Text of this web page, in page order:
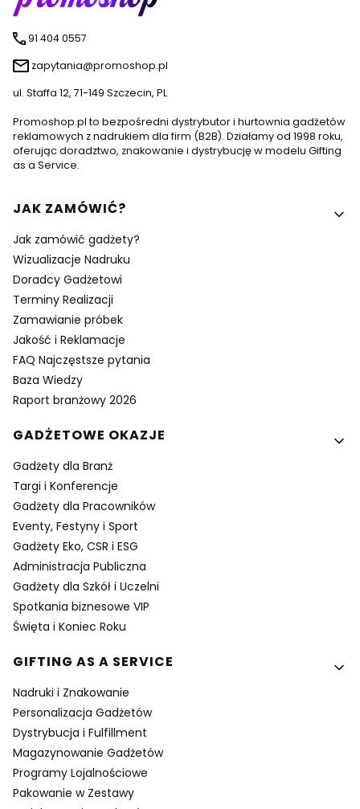
91 404 0557
zapytania@promoshop.pl
ul. Staffa 12, 71-149 Szczecin, PL
Promoshop.pl to bezpośredni dystrybutor i hurtownia gadżetów
reklamowych z nadrukiem dla firm (B2B). Działamy od 1998 roku,
oferując doradztwo, znakowanie i dystrybucję w modelu Gifting
as a Service.
Linki w stopce
JAK ZAMÓWIĆ?
Jak zamówić gadżety?
Wizualizacje Nadruku
Doradcy Gadżetowi
Terminy Realizacji
Zamawianie próbek
Jakość i Reklamacje
FAQ Najczęstsze pytania
Baza Wiedzy
Raport branżowy 2026
GADŻETOWE OKAZJE
Gadżety dla Branż
Targi i Konferencje
Gadżety dla Pracowników
Eventy, Festyny i Sport
Gadżety Eko, CSR i ESG
Administracja Publiczna
Gadżety dla Szkół i Uczelni
Spotkania biznesowe VIP
Święta i Koniec Roku
GIFTING AS A SERVICE
Nadruki i Znakowanie
Personalizacja Gadżetów
Dystrybucja i Fulfillment
Magazynowanie Gadżetów
Programy Lojalnościowe
Pakowanie w Zestawy